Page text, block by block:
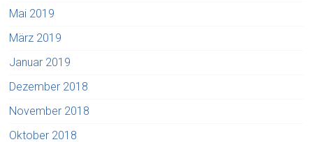
Mai 2019
März 2019
Januar 2019
Dezember 2018
November 2018
Oktober 2018